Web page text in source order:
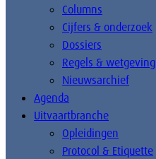
Columns
Cijfers & onderzoek
Dossiers
Regels & wetgeving
Nieuwsarchief
Agenda
Uitvaartbranche
Opleidingen
Protocol & Etiquette